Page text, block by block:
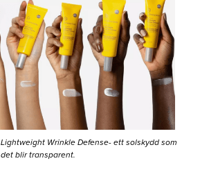
Wrinkle Defense- ett solskydd som
blir transparent.